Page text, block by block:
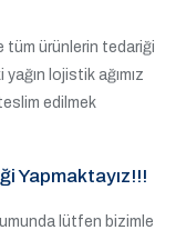
tüm ürünlerin tedariği
lojistik ağımız
edilmek
Yapmaktayız!!!
lütfen bizimle